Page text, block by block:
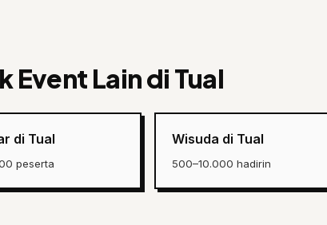
Event Lain di Tual
di Tual
peserta
Wisuda di Tual
500–10.000 hadirin